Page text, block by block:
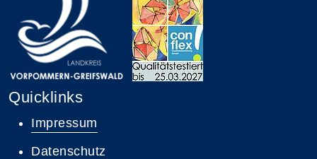
Quicklinks
Impressum
Datenschutz